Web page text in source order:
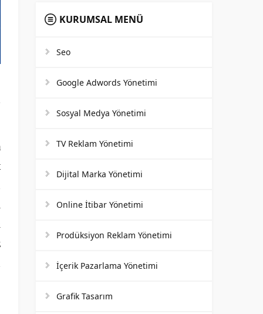
KURUMSAL MENÜ
Seo
Google Adwords Yönetimi
Sosyal Medya Yönetimi
TV Reklam Yönetimi
Dijital Marka Yönetimi
Online İtibar Yönetimi
Prodüksiyon Reklam Yönetimi
İçerik Pazarlama Yönetimi
Grafik Tasarım